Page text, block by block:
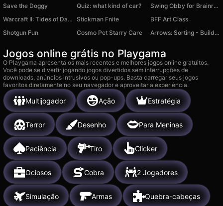
Save the Doggy
Quiz: what kind of car?
Swing Obby for Brainrots
Warcraft II: Tides of Darkness
Stickman Fnite
BFF Art Class
Shotgun Fun
Cosmo Pet Starry Care Arrows: Sorting - Build a House
Jogos online grátis no Playgama
O Playgama apresenta os mais recentes e melhores jogos online gratuitos.
Você pode se divertir jogando jogos divertidos sem interrupções de
downloads, anúncios intrusivos ou pop-ups. Basta carregar seus jogos
favoritos diretamente no seu navegador e aproveitar a experiência.
Multijogador Ação Estratégia
Terror Desenho Para Meninas
Paciência Tiro Clicker
Ociosos Cobra 2 Jogadores
Simulação Armas Quebra-cabeças